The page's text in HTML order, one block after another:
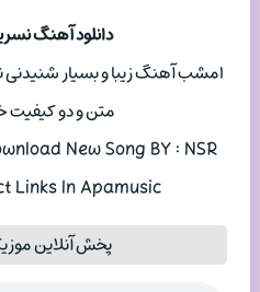
دانلود آهنگ
امشب آهنگ زیبا و بسیار شنیدنی
متن و دو کیفیت
Links In Apamusic
پخش آنلاین